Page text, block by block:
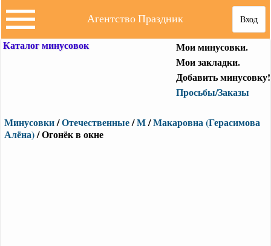
Вход
Агентство Праздник
Каталог минусовок
Мои минусовки.
Мои закладки.
Добавить минусовку!
Просьбы/Заказы
Минусовки/Отечественные/М/Макаровна (Герасимова
Алёна)/ Огонёк в окне